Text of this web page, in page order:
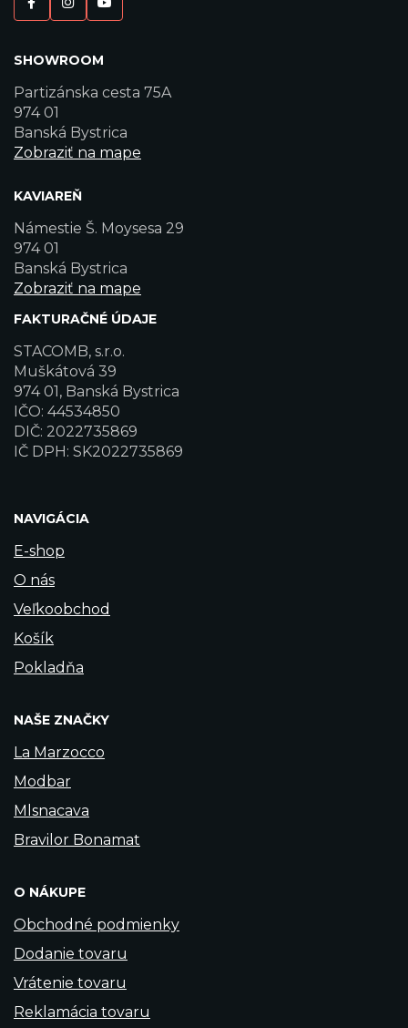
SHOWROOM
Partizánska cesta 75A
974 01
Banská Bystrica
Zobraziť na mape
KAVIAREŇ
Námestie Š. Moysesa 29
974 01
Banská Bystrica
Zobraziť na mape
FAKTURAČNÉ ÚDAJE
STACOMB, s.r.o.
Muškátová 39
974 01, Banská Bystrica
IČO: 44534850
DIČ: 2022735869
IČ DPH: SK2022735869
NAVIGÁCIA
E-shop
O nás
Veľkoobchod
Košík
Pokladňa
NAŠE ZNAČKY
La Marzocco
Modbar
Mlsnacava
Bravilor Bonamat
O NÁKUPE
Obchodné podmienky
Dodanie tovaru
Vrátenie tovaru
Reklamácia tovaru